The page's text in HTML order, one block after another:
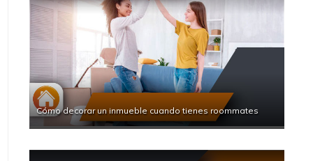
Cómo decorar un inmueble cuando tienes roommates